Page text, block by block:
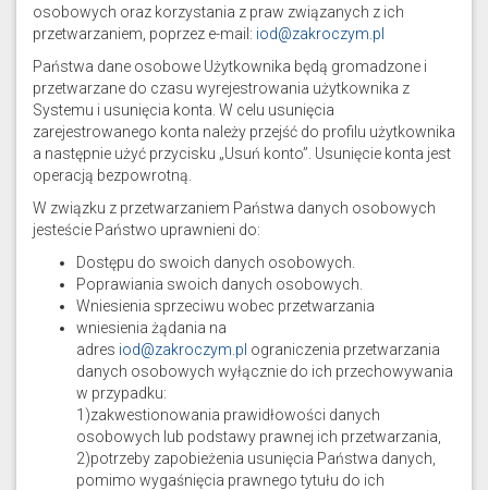
osobowych oraz korzystania z praw związanych z ich
przetwarzaniem, poprzez e-mail: iod@zakroczym.pl
Państwa dane osobowe Użytkownika będą gromadzone i
przetwarzane do czasu wyrejestrowania użytkownika z
Systemu i usunięcia konta. W celu usunięcia
zarejestrowanego konta należy przejść do profilu użytkownika
a następnie użyć przycisku „Usuń konto”. Usunięcie konta jest
operacją bezpowrotną.
W związku z przetwarzaniem Państwa danych osobowych
jesteście Państwo uprawnieni do:
Dostępu do swoich danych osobowych.
Poprawiania swoich danych osobowych.
Wniesienia sprzeciwu wobec przetwarzania
wniesienia żądania na
adres iod@zakroczym.pl ograniczenia przetwarzania
danych osobowych wyłącznie do ich przechowywania
w przypadku:
1)zakwestionowania prawidłowości danych
osobowych lub podstawy prawnej ich przetwarzania,
2)potrzeby zapobieżenia usunięcia Państwa danych,
pomimo wygaśnięcia prawnego tytułu do ich